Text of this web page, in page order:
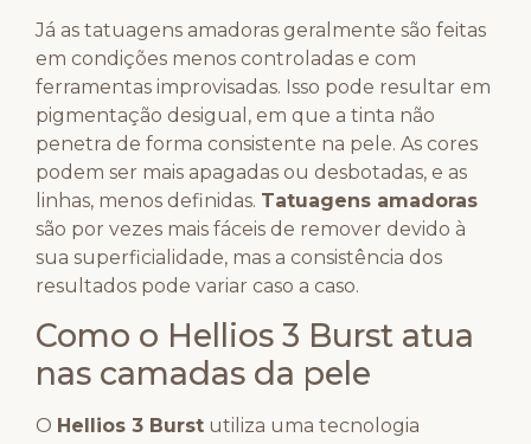
Já as tatuagens amadoras geralmente são feitas
em condições menos controladas e com
ferramentas improvisadas. Isso pode resultar em
pigmentação desigual, em que a tinta não
penetra de forma consistente na pele. As cores
podem ser mais apagadas ou desbotadas, e as
linhas, menos definidas. Tatuagens amadoras
são por vezes mais fáceis de remover devido à
sua superficialidade, mas a consistência dos
resultados pode variar caso a caso.
Como o Hellios 3 Burst atua
nas camadas da pele
O Hellios 3 Burst utiliza uma tecnologia